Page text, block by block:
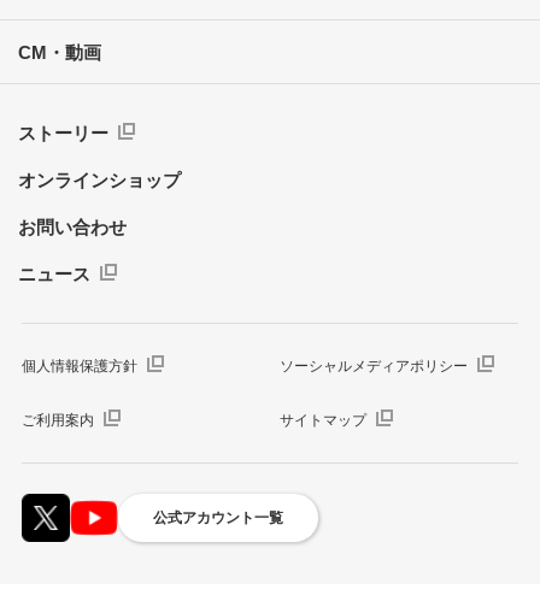
CM・動画
ストーリー
オンラインショップ
お問い合わせ
ニュース
個人情報保護方針 ソーシャルメディアポリシー
ご利用案内 サイトマップ
公式アカウント一覧